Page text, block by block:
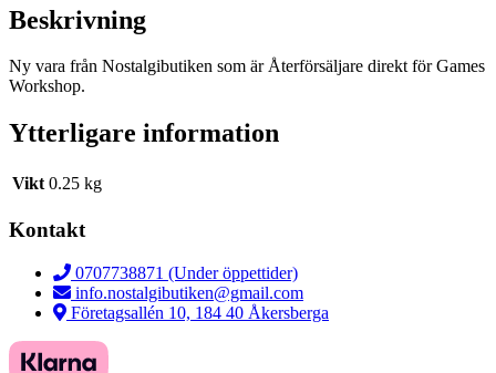
Beskrivning
Ny vara från Nostalgibutiken som är Återförsäljare direkt för Games
Workshop.
Ytterligare information
Vikt 0.25 kg
Kontakt
0707738871 (Under öppettider)
info.nostalgibutiken@gmail.com
Företagsallén 10, 184 40 Åkersberga